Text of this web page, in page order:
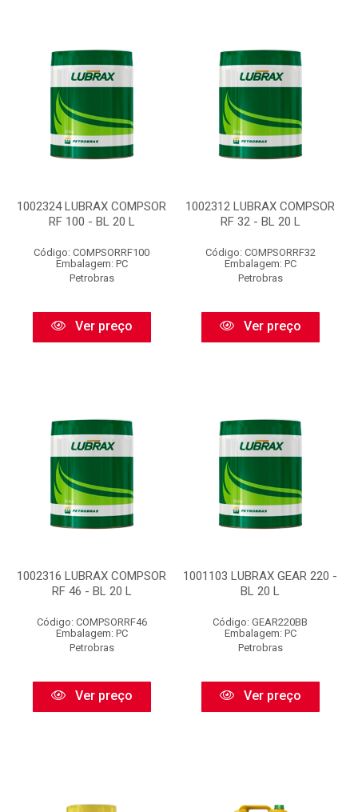
1002324 LUBRAX COMPSOR
RF 100 - BL 20 L
Código: COMPSORRF100
Embalagem: PC
Petrobras
Ver preço
1002312 LUBRAX COMPSOR
RF 32 - BL 20 L
Código: COMPSORRF32
Embalagem: PC
Petrobras
Ver preço
1002316 LUBRAX COMPSOR
RF 46 - BL 20 L
Código: COMPSORRF46
Embalagem: PC
Petrobras
Ver preço
1001103 LUBRAX GEAR 220 -
BL 20 L
Código: GEAR220BB
Embalagem: PC
Petrobras
Ver preço